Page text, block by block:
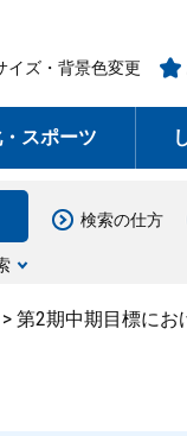
イズ・背景色変更
スポーツ
検索の仕方
> 第2期中期目標にお